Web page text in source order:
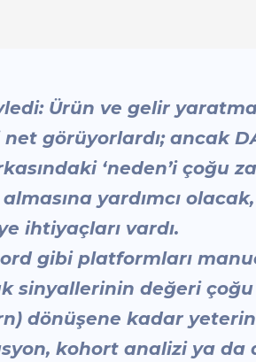
Ürün ve gelir
görüyorlardı; ancak
‘neden’i çoğu
yardımcı
ihtiyaçları vardı.
gibi platformları
sinyallerinin değeri
dönüşene kadar
kohort analizi ya da